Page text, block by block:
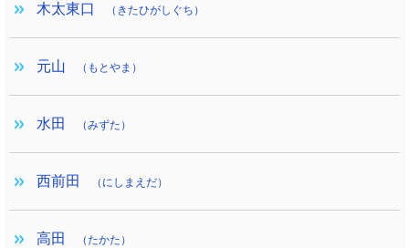
木太東口 （きたひがしぐち）
元山 （もとやま）
水田 （みずた）
西前田 （にしまえだ）
高田 （たかた）